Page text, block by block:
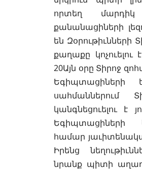
որտեղ
քանանացիների
են Զօրութիւնների
քաղաքը կոչուելու
20Այն օրը Տիրոջ
Եգիպտացիների
սահմաններում
կանգնեցուելու է
Եգիպտացիների
համար
Իրենց
նրանք պիտի